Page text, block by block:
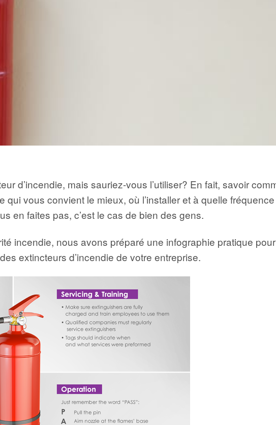
d’incendie, mais sauriez-vous l’utiliser? En fait, savoir
vous convient le mieux, où l’installer et à quelle
en faites pas, c’est le cas de bien des gens.
incendie, nous avons préparé une infographie pratique
extincteurs d’incendie de votre entreprise.